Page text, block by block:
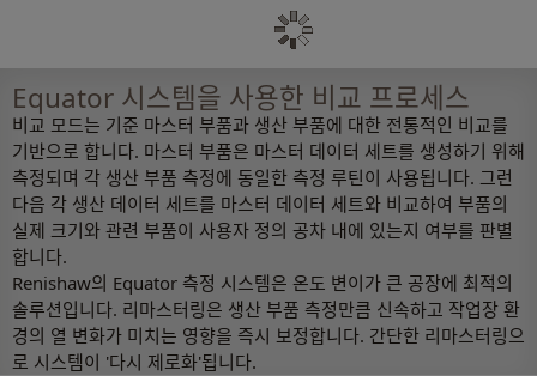
Equator 시스템을 사용한 비교 프로세스
비교 모드는 기준 마스터 부품과 생산 부품에 대한 전통적인 비교를
기반으로 합니다. 마스터 부품은 마스터 데이터 세트를 생성하기 위해
측정되며 각 생산 부품 측정에 동일한 측정 루틴이 사용됩니다. 그런
다음 각 생산 데이터 세트를 마스터 데이터 세트와 비교하여 부품의
실제 크기와 관련 부품이 사용자 정의 공차 내에 있는지 여부를 판별
합니다.
Renishaw의 Equator 측정 시스템은 온도 변이가 큰 공장에 최적의
솔루션입니다. 리마스터링은 생산 부품 측정만큼 신속하고 작업장 환
경의 열 변화가 미치는 영향을 즉시 보정합니다. 간단한 리마스터링으
로 시스템이 '다시 제로화'됩니다.